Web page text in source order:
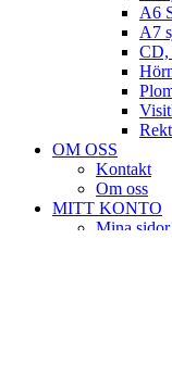
A6
A7
CD,
OM OSS
Kontakt
Om oss
MITT KONTO
Mina sidor